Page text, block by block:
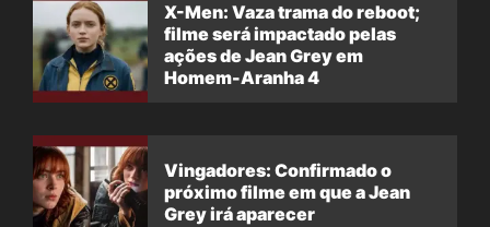
X-Men: Vaza trama do reboot;
filme será impactado pelas
ações de Jean Grey em
Homem-Aranha 4
Vingadores: Confirmado o
próximo filme em que a Jean
Grey irá aparecer